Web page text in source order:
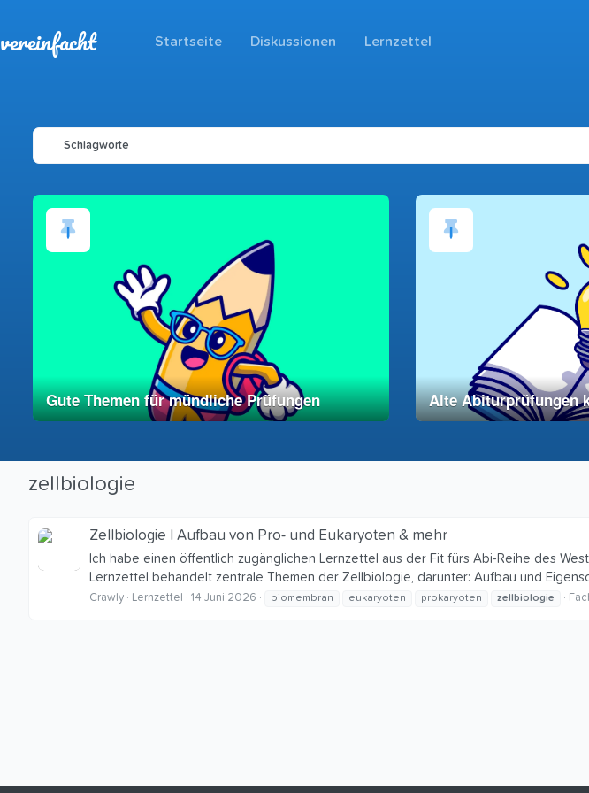
vereinfacht Startseite Diskussionen Lernzettel
Schlagworte
Gute Themen für mündliche Prüfungen Alte Abiturprüfungen
zellbiologie
Zellbiologie | Aufbau von Pro- und Eukaryoten & mehr
Ich habe einen öffentlich zugänglichen Lernzettel aus der Fit fürs Abi-Reihe des
Lernzettel behandelt zentrale Themen der Zellbiologie, darunter: Aufbau und
Crawly Lernzettel 14 Juni 2026 biomembran eukaryoten prokaryoten zellbiologie